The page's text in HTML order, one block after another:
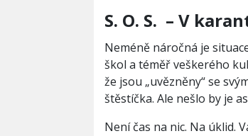
S. O. S. – V
Neméně náročná je
škol a téměř veškerého
že jsou „uvězněny“ se
štěstíčka. Ale nešlo by je
Není čas na nic. Na úklid.